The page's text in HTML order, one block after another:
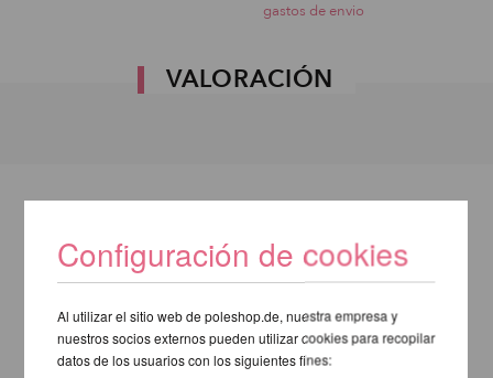
gastos de envio
VALORACIÓN
Configuración de cookies
Al utilizar el sitio web de poleshop.de, nuestra empresa y
nuestros socios externos pueden utilizar cookies para recopilar
datos de los usuarios con los siguientes fines: